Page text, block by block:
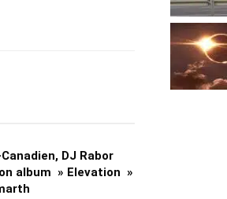
DJ Rabor
album » Elevation »